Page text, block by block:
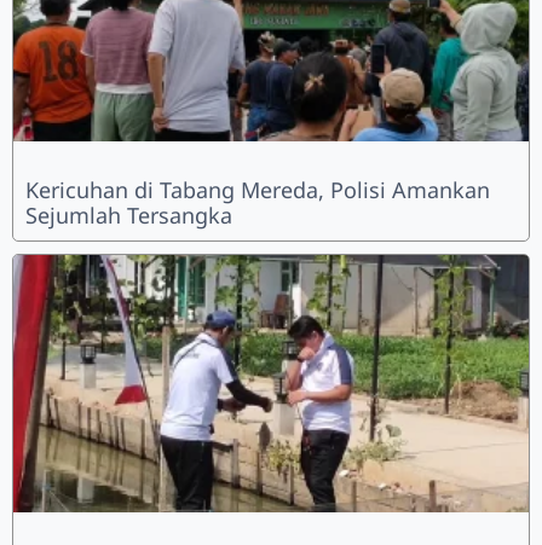
Kericuhan di Tabang Mereda, Polisi Amankan
Sejumlah Tersangka